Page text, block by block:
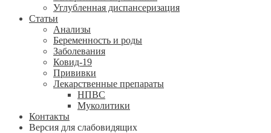
Углубленная диспансеризация
Статьи
Анализы
Беременность и роды
Заболевания
Ковид-19
Прививки
Лекарственные препараты
НПВС
Муколитики
Контакты
Версия для слабовидящих